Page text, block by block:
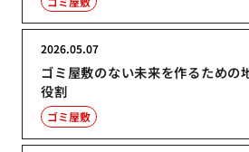
ゴミ屋敷のない未来を作るための
役割
2026.05.07
ゴミ屋敷